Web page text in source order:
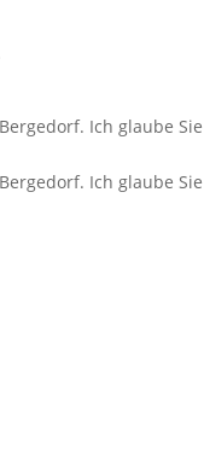
Ich glaube
Ich glaube